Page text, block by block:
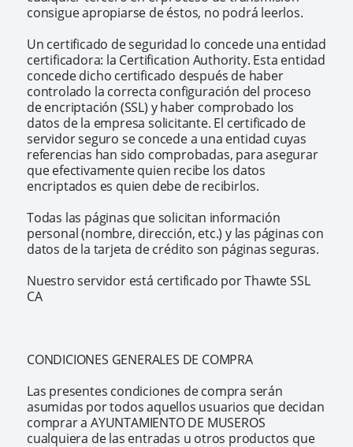
consigue apropiarse de éstos, no podrá leerlos.
Un certificado de seguridad lo concede una entidad
certificadora: la Certification Authority. Esta entidad
concede dicho certificado después de haber
controlado la correcta configuración del proceso
de encriptación (SSL) y haber comprobado los
datos de la empresa solicitante. El certificado de
servidor seguro se concede a una entidad cuyas
referencias han sido comprobadas, para asegurar
que efectivamente quien recibe los datos
encriptados es quien debe de recibirlos.
Todas las páginas que solicitan información
personal (nombre, dirección, etc.) y las páginas con
datos de la tarjeta de crédito son páginas seguras.
Nuestro servidor está certificado por Thawte SSL
CA
CONDICIONES GENERALES DE COMPRA
Las presentes condiciones de compra serán
asumidas por todos aquellos usuarios que decidan
comprar a AYUNTAMIENTO DE MUSEROS
cualquiera de las entradas u otros productos que